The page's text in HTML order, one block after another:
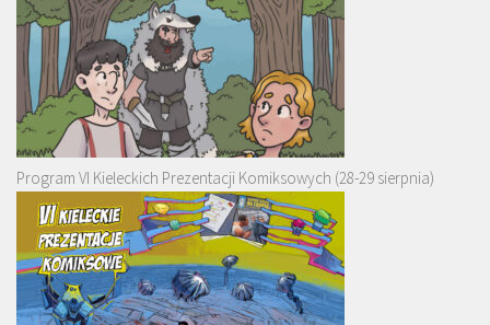
Program VI Kieleckich Prezentacji Komiksowych (28-29 sierpnia)